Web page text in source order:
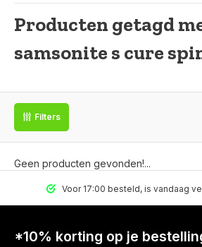
Producten getagd
samsonite s cure
Filters
Geen producten gevonden!...
Voor 17:00 besteld, is vandaag
*10% korting op je